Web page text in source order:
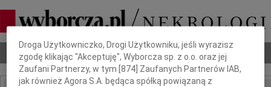
Nekrologi Odeszli Poradnik pogrzebowy
Dbamy o Twoją prywatność
Droga Użytkowniczko, Drogi Użytkowniku, jeśli wyrazisz
zgodę klikając "Akceptuję", Wyborcza sp. z o.o. oraz jej
Zaufani Partnerzy, w tym [874 ] Zaufanych Partnerów IAB,
jak również Agora S.A. będąca spółką powiązaną z